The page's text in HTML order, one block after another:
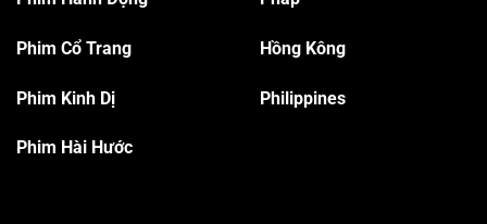
Phim Cổ Trang
Phim Kinh Dị
Phim Hài Hước
Hồng Kông
Philippines